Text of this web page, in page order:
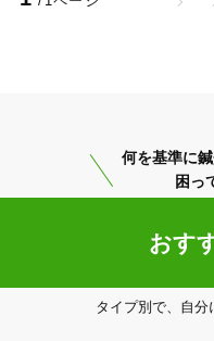
件
何を基準に
困っ
おす
タイプ別で、自分